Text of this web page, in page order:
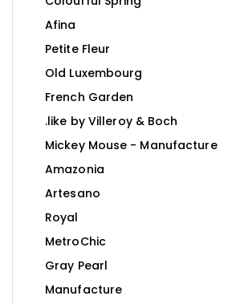
Afina
Petite Fleur
Old Luxembourg
French Garden
.like by Villeroy & Boch
Mickey Mouse - Manufacture
Amazonia
Artesano
Royal
MetroChic
Gray Pearl
Manufacture